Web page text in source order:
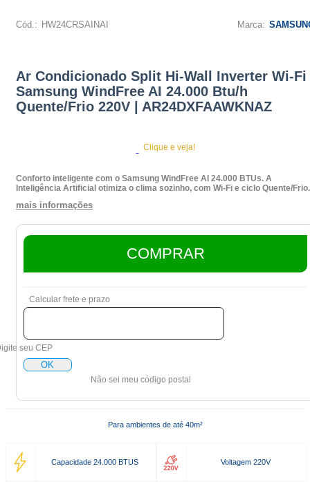
Cód.: HW24CRSAINAI Marca:
Ar Condicionado Split Hi-Wall Inverter Wi-Fi
Samsung WindFree AI 24.000 Btu/h
Quente/Frio 220V | AR24DXFAAWKNAZ
Clique e veja!
Conforto inteligente com o Samsung WindFree AI 24.000 BTUs. A
Inteligência Artificial otimiza o clima sozinho, com Wi-Fi e ciclo Quente/Frio.
mais informações
COMPRAR
Calcular frete e prazo
seu CEP
OK
Não sei meu código postal
Para ambientes de até 40m²
Capacidade 24.000 BTUS Voltagem 220V